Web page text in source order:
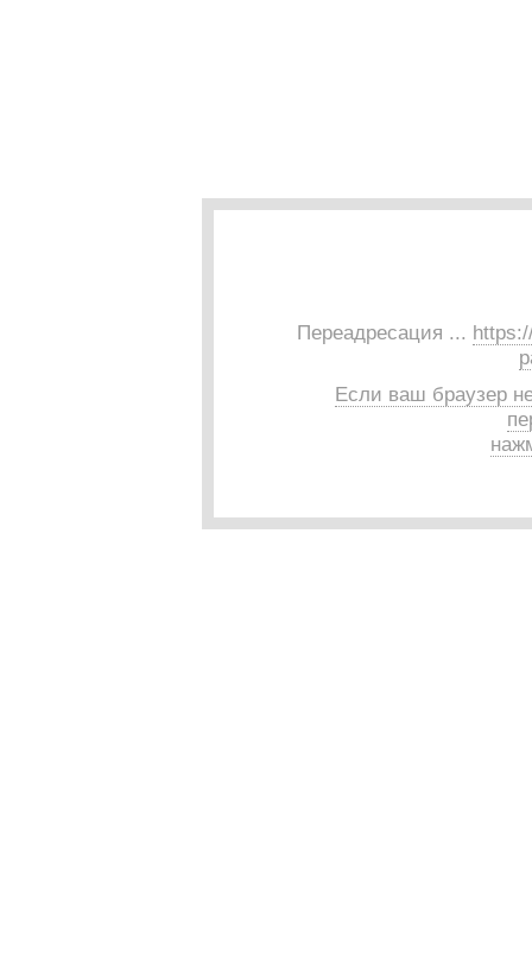
Переадресация ...
Если ваш браузер